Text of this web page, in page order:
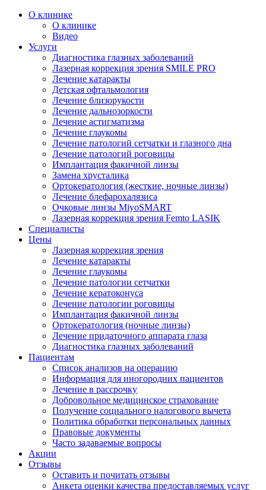
О клинике
О клинике
Видео
Услуги
Диагностика глазных заболеваний
Лазерная коррекция зрения SMILE PRO
Лечение катаракты
Детская офтальмология
Лечение близорукости
Лечение дальнозоркости
Лечение астигматизма
Лечение глаукомы
Лечение патологий сетчатки и глазного дна
Лечение патологий роговицы
Имплантация факичной линзы
Замена хрусталика
Ортокератология (жесткие, ночные линзы)
Лечение блефарохалязиса
Очковые линзы MiyoSMART
Лазерная коррекция зрения Femto LASIK
Специалисты
Цены
Лазерная коррекция зрения
Лечение катаракты
Лечение глаукомы
Лечение патологии сетчатки
Лечение кератоконуса
Лечение патологии роговицы
Имплантация факичной линзы
Ортокератология (ночные линзы)
Лечение придаточного аппарата глаза
Диагностика глазных заболеваний
Пациентам
Список анализов на операцию
Информация для иногородних пациентов
Лечение в рассрочку
Добровольное медицинское страхование
Получение социального налогового вычета
Политика обработки персональных данных
Правовые документы
Часто задаваемые вопросы
Акции
Отзывы
Оставить и почитать отзывы
Анкета оценки качества предоставляемых услуг